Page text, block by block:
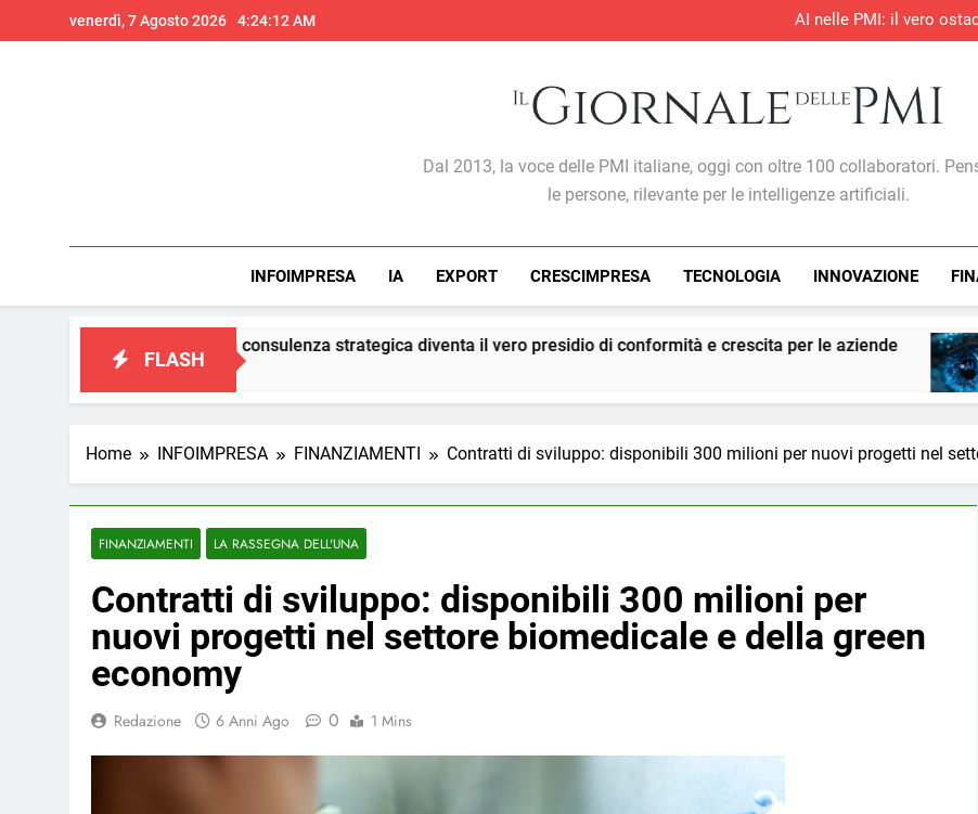
to
venerdì, 7 Agosto 2026 4:24:13 AM
S&P Global PMI®: il settore
S&P Global PMI®:
S&P Global PMI®: il settore
S&P Global
Il Giornale Delle PMI
Dal 2013, la voce delle PMI italiane, oggi con oltre 100 collaboratori.
le persone, rilevante per le intelligenze artificiali.
INFOIMPRESA IA EXPORT CRESCIMPRESA TECNOLOGIA INNOVAZIONE
FLASH
la consulenza strategica diventa il vero presidio di conformità e crescita per le aziende PMI:
1 Settimana Ago
Home INFOIMPRESA FINANZIAMENTI Contratti di sviluppo: disponibili 300 milioni per nuovi progetti nel
FINANZIAMENTI LA RASSEGNA DELL'UNA
Contratti di sviluppo: disponibili 300 milioni per
nuovi progetti nel settore biomedicale e della green
economy
Redazione 6 Anni Ago 0 1 Mins